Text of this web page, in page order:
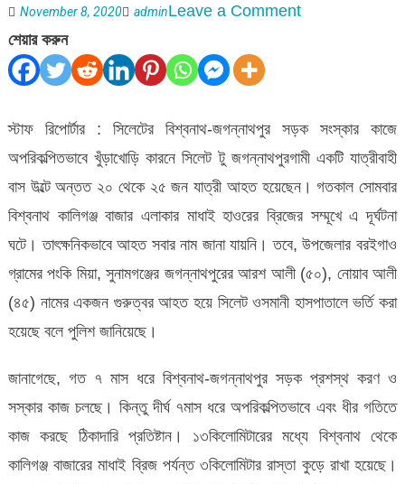
November 8, 2020 adminLeave a Commenton
আহত
২০
জন
শেয়ার করুন
স্টাফ রিপোর্টার : সিলেটের বিশ্বনাথ-জগন্নাথপুর সড়ক সংস্কার কাজে
অপরিকল্পিতভাবে খুঁড়াখোড়ি কারনে সিলেট টু জগন্নাথপুরগামী একটি যাত্রীবাহী
বাস উল্টে অন্তত ২০ থেকে ২৫ জন যাত্রী আহত হয়েছেন। গতকাল সোমবার
বিশ্বনাথ কালিগঞ্জ বাজার এলাকার মাধাই হাওরের ব্রিজের সম্মূখে এ দূর্ঘটনা
ঘটে। তাৎক্ষনিকভাবে আহত সবার নাম জানা যায়নি। তবে, উপজেলার বরইগাও
গ্রামের পংকি মিয়া, সুনামগঞ্জের জগন্নাথপুরের আরশ আলী (৫০), নোয়াব আলী
(৪৫) নামের একজন গুরুত্বর আহত হয়ে সিলেট ওসমানী হাসপাতালে ভর্তি করা
হয়েছে বলে পুলিশ জানিয়েছে।
জানাগেছে, গত ৭ মাস ধরে বিশ্বনাথ-জগন্নাথপুর সড়ক প্রশস্থ করণ ও
সস্কার কাজ চলছে। কিন্তু দীর্ঘ ৭মাস ধরে অপরিকল্পিতভাবে এবং ধীর গতিতে
কাজ করছে ঠিকাদারি প্রতিষ্টান। ১৩কিলোমিটারের মধ্যে বিশ্বনাথ থেকে
কালিগঞ্জ বাজারের মাধাই ব্রিজ পর্যন্ত ৩কিলোমিটার রাস্তা কুড়ে রাখা হয়েছে।